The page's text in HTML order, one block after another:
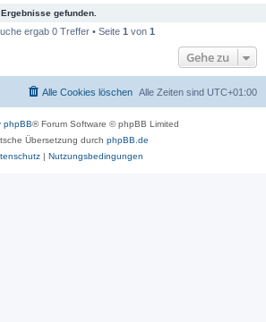
gefunden.
ergab 0 Treffer • Seite 1 von 1
Gehe zu
Alle Zeiten sind UTC+01:00
Alle Cookies löschen
phpBB® Forum Software © phpBB Limited
Übersetzung durch phpBB.de
| Nutzungsbedingungen